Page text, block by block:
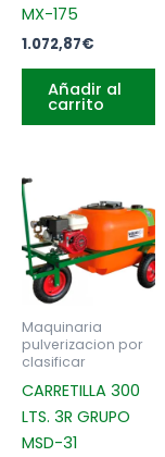
MX-175
1.072,87€
Añadir al
carrito
Maquinaria
pulverizacion por
clasificar
CARRETILLA 300
LTS. 3R GRUPO
MSD-31